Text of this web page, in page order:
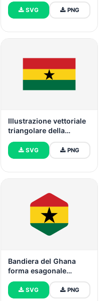
SVG PNG
Illustrazione vettoriale
triangolare della
bandiera del Ghana
SVG PNG
Bandiera del Ghana
forma esagonale
arrotondata
SVG PNG